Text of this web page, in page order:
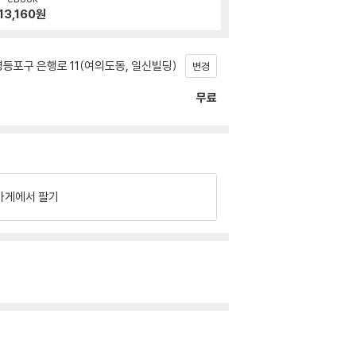
원
포구 은행로 11(여의도동, 일신빌딩) 변경
무료
게에서 팔기